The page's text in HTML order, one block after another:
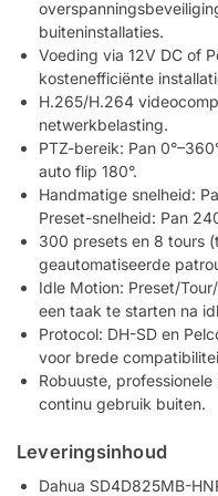
buiteninstallaties.
Voeding via 12V DC of
kostenefficiënte
H.265/H.264
netwerkbelasting.
PTZ-bereik: Pan
auto flip 180°.
Handmatige snelheid:
Preset-snelheid: Pan
300 presets en 8 tours
geautomatiseerde
Idle Motion: Preset/
een taak te starten na
Protocol: DH-SD en
voor brede
Robuuste,
continu gebruik buiten.
Leveringsinhoud
Dahua SD4D825MB-